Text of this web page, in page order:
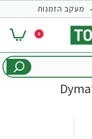
מעקב הזמנות
0